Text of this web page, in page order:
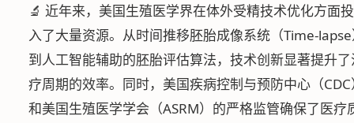
🔬 近年来，美国生殖医学界在体外受精技术优化方面投
入了大量资源。从时间推移胚胎成像系统（Time-
到人工智能辅助的胚胎评估算法，技术创新显著提升
疗周期的效率。同时，美国疾病控制与预防中心（
和美国生殖医学学会（ASRM）的严格监管确保了医疗